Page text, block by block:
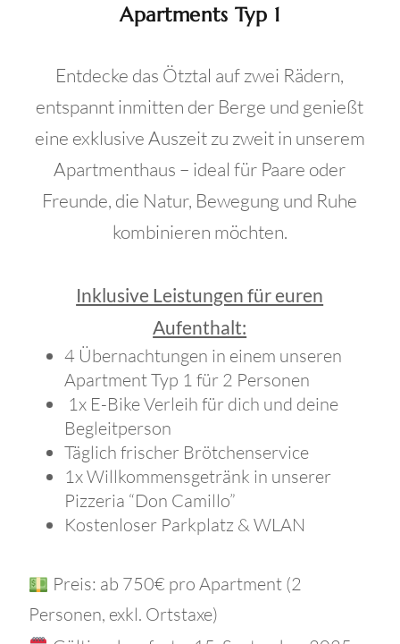
Apartments Typ 1
Entdecke das Ötztal auf zwei Rädern,
entspannt inmitten der Berge und genießt
eine exklusive Auszeit zu zweit in unserem
Apartmenthaus – ideal für Paare oder
Freunde, die Natur, Bewegung und Ruhe
kombinieren möchten.
Inklusive Leistungen für euren
Aufenthalt:
4 Übernachtungen in einem unseren
Apartment Typ 1 für 2 Personen
1x E-Bike Verleih für dich und deine
Begleitperson
Täglich frischer Brötchenservice
1x Willkommensgetränk in unserer
Pizzeria “Don Camillo”
Kostenloser Parkplatz & WLAN
Preis: ab 750€ pro Apartment (2
Personen, exkl. Ortstaxe)